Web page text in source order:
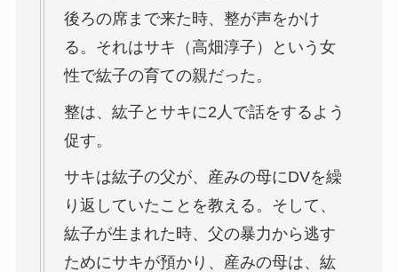
後ろの席まで来た時、整が声をかけ
る。それはサキ（高畑淳子）という女
性で紘子の育ての親だった。
整は、紘子とサキに2人で話をするよう
促す。
サキは紘子の父が、産みの母にDVを繰
り返していたことを教える。そして、
紘子が生まれた時、父の暴力から逃す
ためにサキが預かり、産みの母は、紘